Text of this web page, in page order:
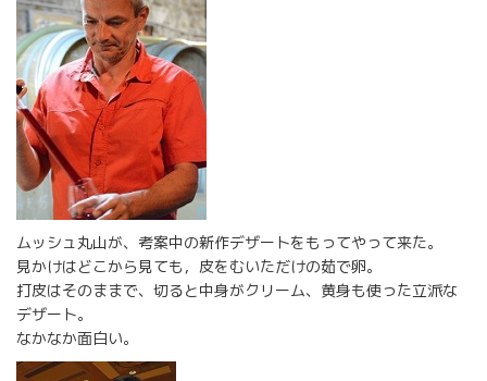
ムッシュ丸山が、考案中の新作デザートをもってやって来た。
見かけはどこから見ても，皮をむいただけの茹で卵。
打皮はそのままで、切ると中身がクリーム、黄身も使った立派な
デザート。
なかなか面白い。